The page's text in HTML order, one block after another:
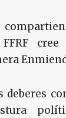
deberes